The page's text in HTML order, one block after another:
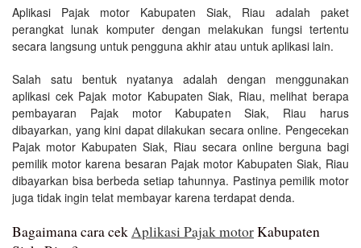
Aplikasi Pajak motor Kabupaten Siak, Riau adalah paket
perangkat lunak komputer dengan melakukan fungsi tertentu
secara langsung untuk pengguna akhir atau untuk aplikasi lain.
Salah satu bentuk nyatanya adalah dengan menggunakan
aplikasi cek Pajak motor Kabupaten Siak, Riau, melihat berapa
pembayaran Pajak motor Kabupaten Siak, Riau harus
dibayarkan, yang kini dapat dilakukan secara online. Pengecekan
Pajak motor Kabupaten Siak, Riau secara online berguna bagi
pemilik motor karena besaran Pajak motor Kabupaten Siak, Riau
dibayarkan bisa berbeda setiap tahunnya. Pastinya pemilik motor
juga tidak ingin telat membayar karena terdapat denda.
Bagaimana cara cekAplikasi Pajak motorKabupaten